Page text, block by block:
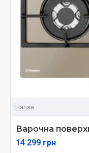
Hansa
Варочна
14 299 грн